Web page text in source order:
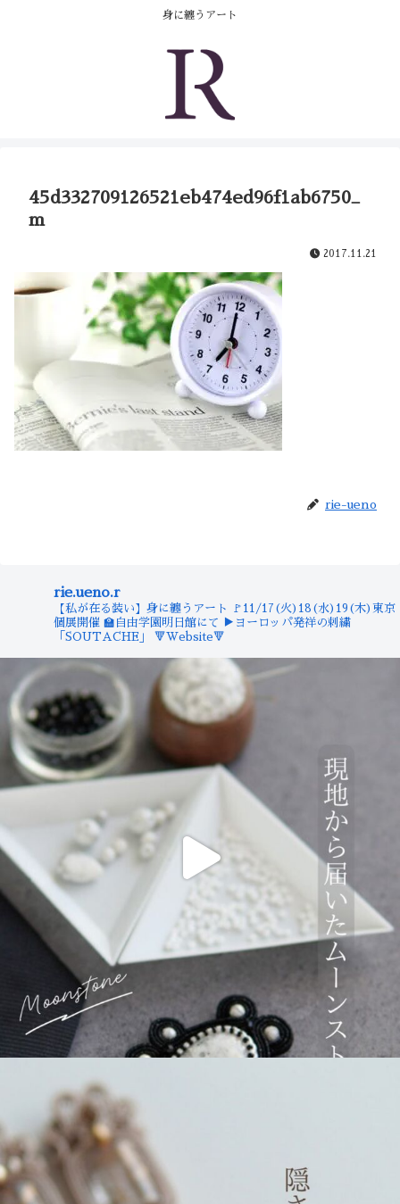
身に纏うアート
45d332709126521eb474ed96f1ab6750_
m
2017.11.21
rie-ueno
rie.ueno.r
【私が在る装い】身に纏うアート
🚩11/17(火)18(水)19(木)東京
個展開催 🏫自由学園明日館にて
▶︎ヨーロッパ発祥の刺繍
「SOUTACHE」
🔻Website🔻